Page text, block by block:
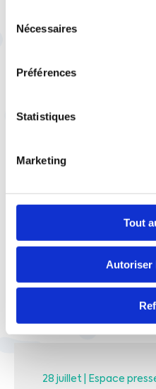
Nécessaires
Préférences
Statistiques
Marketing
Tout
Autoriser
À lire
Quand
public font
28 juillet | Espace